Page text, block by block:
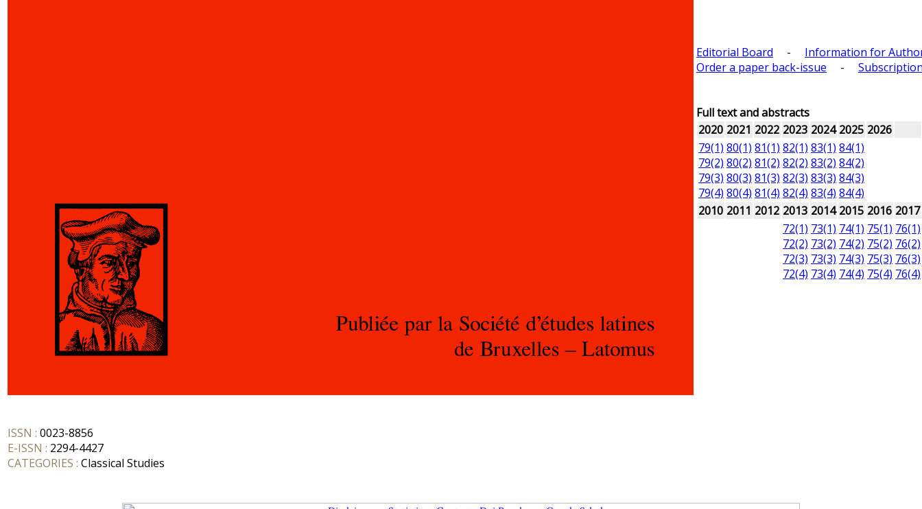
ISSN : 0023-8856
E-ISSN : 2294-4427
CATEGORIES : Classical Studies
Editorial Board - Information for
Order a paper back-issue -
Full text and abstracts
2020 2021 2022 2023 2024 2025 2026
79(1)
79(2)
79(3)
79(4)
80(1)
80(2)
80(3)
80(4)
81(1)
81(2)
81(3)
81(4)
82(1)
82(2)
82(3)
82(4)
83(1)
83(2)
83(3)
83(4)
84(1)
84(2)
84(3)
84(4)
2010 2011 2012 2013 2014 2015 2016 2017
72(1)
72(2)
72(3)
72(4)
73(1)
73(2)
73(3)
73(4)
74(1)
74(2)
74(3)
74(4)
75(1)
75(2)
75(3)
75(4)
76(1)
76(2)
76(3)
76(4)